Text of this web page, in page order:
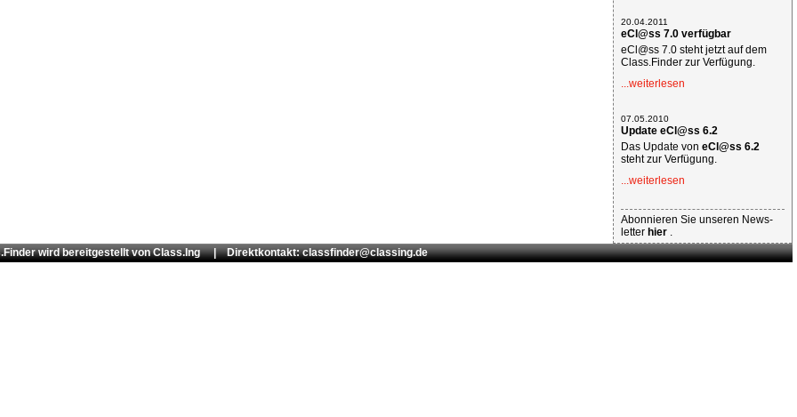
20.04.2011
eCl@ss 7.0 verfügbar
eCl@ss 7.0 steht jetzt auf dem
Class.Finder zur Verfügung.
...weiterlesen
07.05.2010
Update eCl@ss 6.2
Das Update von eCl@ss 6.2
steht zur Verfügung.
...weiterlesen
Abonnieren Sie unseren News-
letter hier .
wird bereitgestellt vonClass.Ing| Direktkontakt: classfinder@classing.de